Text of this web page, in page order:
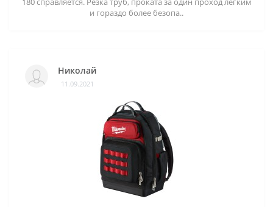
и гораздо более безопа..
Николай
11.09.2021